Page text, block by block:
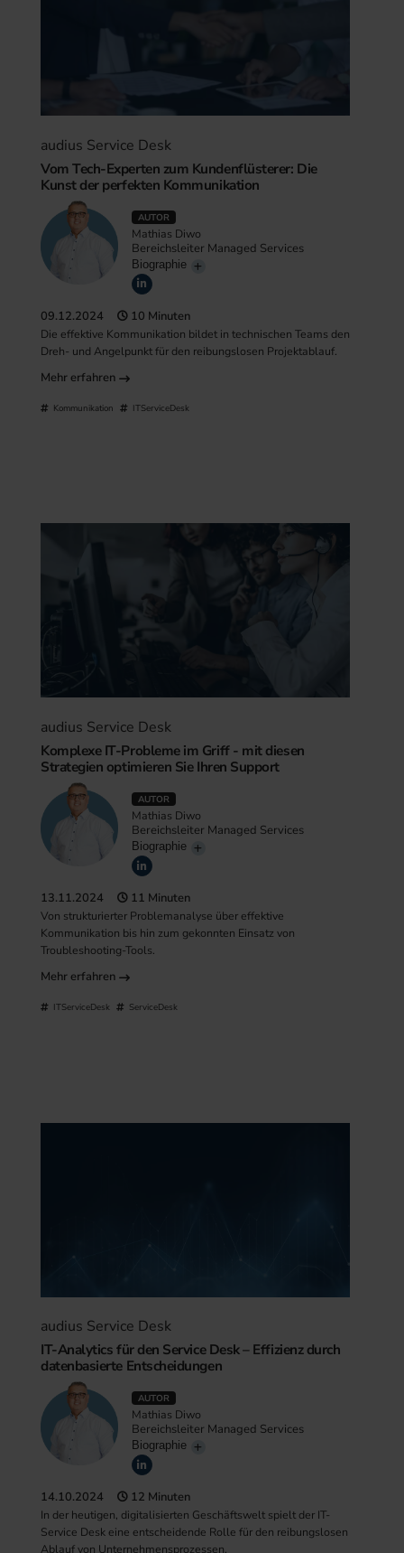
audius Service Desk
Vom Tech-Experten zum Kundenflüsterer: Die
Kunst der perfekten Kommunikation
AUTOR
Mathias Diwo
Bereichsleiter Managed Services
Biographie
09.12.2024 10 Minuten
Die effektive Kommunikation bildet in technischen Teams den
Dreh- und Angelpunkt für den reibungslosen Projektablauf.
Mehr erfahren
Kommunikation ITServiceDesk
audius Service Desk
Komplexe IT-Probleme im Griff - mit diesen
Strategien optimieren Sie Ihren Support
AUTOR
Mathias Diwo
Bereichsleiter Managed Services
Biographie
13.11.2024 11 Minuten
Von strukturierter Problemanalyse über effektive
Kommunikation bis hin zum gekonnten Einsatz von
Troubleshooting-Tools.
Mehr erfahren
ITServiceDesk ServiceDesk
audius Service Desk
IT-Analytics für den Service Desk – Effizienz durch
datenbasierte Entscheidungen
AUTOR
Mathias Diwo
Bereichsleiter Managed Services
Biographie
14.10.2024 12 Minuten
In der heutigen, digitalisierten Geschäftswelt spielt der IT-
Service Desk eine entscheidende Rolle für den reibungslosen
Ablauf von Unternehmensprozessen.